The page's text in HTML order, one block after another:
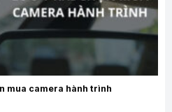
mua camera hành trình